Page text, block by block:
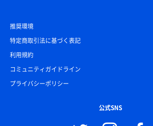
推奨環境
特定商取引法に基づく表記
利用規約
コミュニティガイドライン
プライバシーポリシー
公式SNS